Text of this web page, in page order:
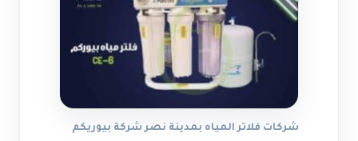
شركات فلاتر المياه بمدينة نصر شركة بيوريكم